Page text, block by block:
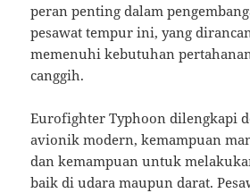
peran penting dalam
pesawat tempur ini, yang
memenuhi kebutuhan
canggih.
Eurofighter Typhoon dilengkapi
avionik modern, kemampuan
dan kemampuan untuk
baik di udara maupun darat.